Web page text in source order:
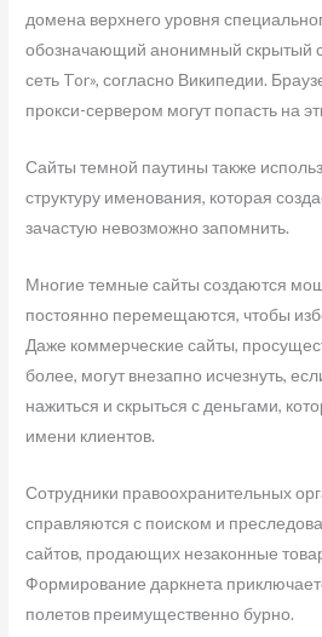
домена верхнего уровня
обозначающий анонимный скрытый
сеть Tor», согласно Википедии.
прокси-сервером могут попасть на
Сайты темной паутины также
структуру именования, которая
зачастую невозможно запомнить.
Многие темные сайты создаются
постоянно перемещаются, чтобы
Даже коммерческие сайты,
более, могут внезапно исчезнуть,
нажиться и скрыться с деньгами,
имени клиентов.
Сотрудники правоохранительных
справляются с поиском и
сайтов, продающих незаконные
Формирование даркнета
полетов преимущественно бурно.